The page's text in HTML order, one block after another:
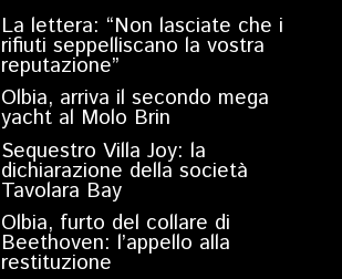
La lettera: “Non lasciate che i
rifiuti seppelliscano la vostra
reputazione”
Olbia, arriva il secondo mega
yacht al Molo Brin
Sequestro Villa Joy: la
dichiarazione della società
Tavolara Bay
Olbia, furto del collare di
Beethoven: l’appello alla
restituzione